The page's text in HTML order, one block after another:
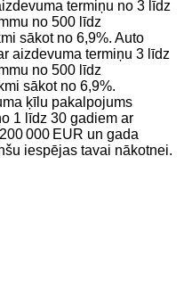
termiņu no 3 līdz
no 500 līdz
sākot no 6,9%. Auto
aizdevuma termiņu 3 līdz
no 500 līdz
sākot no 6,9%.
ķīlu pakalpojums
1 līdz 30 gadiem ar
000 EUR un gada
iespējas tavai nākotnei.